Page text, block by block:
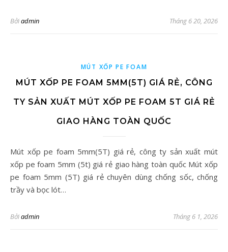
Bởiadmin Tháng 6 20, 2026
MÚT XỐP PE FOAM
MÚT XỐP PE FOAM 5MM(5T) GIÁ RẺ, CÔNG
TY SẢN XUẤT MÚT XỐP PE FOAM 5T GIÁ RẺ
GIAO HÀNG TOÀN QUỐC
Mút xốp pe foam 5mm(5T) giá rẻ, công ty sản xuất mút
xốp pe foam 5mm (5t) giá rẻ giao hàng toàn quốc Mút xốp
pe foam 5mm (5T) giá rẻ chuyên dùng chống sốc, chống
trầy và bọc lót…
Bởiadmin Tháng 6 1, 2026